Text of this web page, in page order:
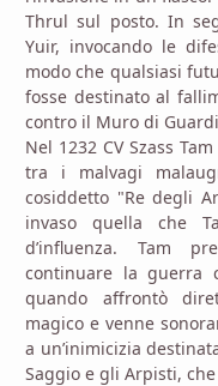
Thrul sul posto. In
Yuir, invocando le
modo che qualsiasi
fosse destinato al
contro il Muro di
Nel 1232 CV Szass
tra i malvagi
cosiddetto "Re degli
invaso quella che
d’influenza. Tam
continuare la guerra
quando affrontò
magico e venne
a un’inimicizia
Saggio e gli Arpisti,